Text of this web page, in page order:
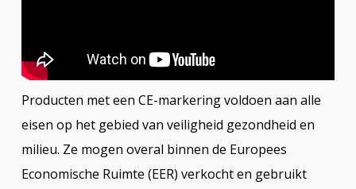
Producten met een CE-markering voldoen aan alle
eisen op het gebied van veiligheid gezondheid en
milieu. Ze mogen overal binnen de Europees
Economische Ruimte (EER) verkocht en gebruikt